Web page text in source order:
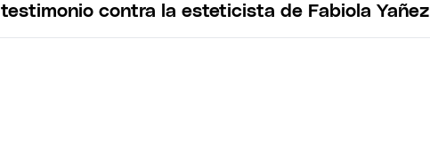
testimonio contra la esteticista de Fabiola Yañez